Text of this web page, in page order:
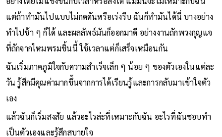
แต่ถ้าทำมันไปแบบไม่กดดันหรือเร่งรีบ ฉันก็ทำมันได้นี่ บางอย่าง
ทำไปช้า ๆ ก็ได้ และผลลัพธ์มันก็ออกมาดี อย่างงานถักพวงกุญแจ
ที่ถักจากไหมพรมชิ้นนี้ ใช้เวลาแต่ก็เสร็จเหมือนกัน
ฉันเริ่มภาคภูมิใจกับความสำเร็จเล็ก ๆ น้อย ๆ ของตัวเองในแต่ละ
วัน รู้สึกมีคุณค่ามากขึ้นจากการได้เรียนรู้และการกลับมาเข้าใจตัว
เอง
แล้วฉันก็เริ่มสงสัย แล้วอะไรล่ะที่เหมาะกับฉัน อะไรที่ฉันชอบทำ
เป็นตัวเองและรู้สึกสบายใจ